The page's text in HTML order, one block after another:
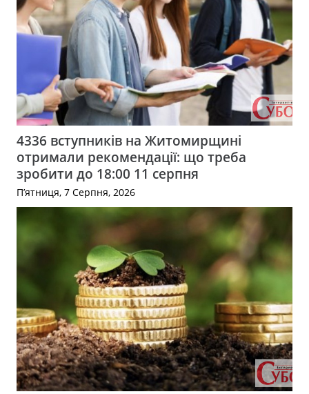
4336 вступників на Житомирщині
отримали рекомендації: що треба
зробити до 18:00 11 серпня
П’ятниця, 7 Серпня, 2026